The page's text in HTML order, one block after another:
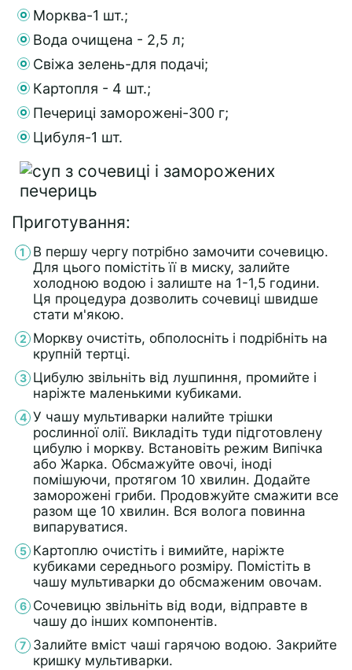
Морква-1 шт.;
Вода очищена - 2,5 л;
Свіжа зелень-для подачі;
Картопля - 4 шт.;
Печериці заморожені-300 г;
Цибуля-1 шт.
Приготування:
В першу чергу потрібно замочити сочевицю.
Для цього помістіть її в миску, залийте
холодною водою і залиште на 1-1,5 години.
Ця процедура дозволить сочевиці швидше
стати м'якою.
Моркву очистіть, обполосніть і подрібніть на
крупній тертці.
Цибулю звільніть від лушпиння, промийте і
наріжте маленькими кубиками.
У чашу мультиварки налийте трішки
рослинної олії. Викладіть туди підготовлену
цибулю і моркву. Встановіть режим Випічка
або Жарка. Обсмажуйте овочі, іноді
помішуючи, протягом 10 хвилин. Додайте
заморожені гриби. Продовжуйте смажити все
разом ще 10 хвилин. Вся волога повинна
випаруватися.
Картоплю очистіть і вимийте, наріжте
кубиками середнього розміру. Помістіть в
чашу мультиварки до обсмаженим овочам.
Сочевицю звільніть від води, відправте в
чашу до інших компонентів.
Залийте вміст чаші гарячою водою. Закрийте
кришку мультиварки.